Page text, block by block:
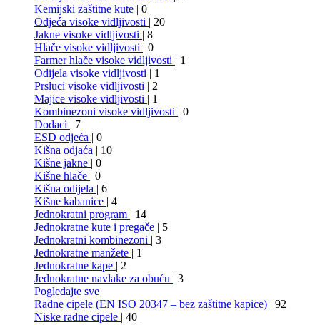
Kemijski zaštitne kute | 0
Odjeća visoke vidljivosti | 20
Jakne visoke vidljivosti | 8
Hlače visoke vidljivosti | 0
Farmer hlače visoke vidljivosti | 1
Odijela visoke vidljivosti | 1
Prsluci visoke vidljivosti | 2
Majice visoke vidljivosti | 1
Kombinezoni visoke vidljivosti | 0
Dodaci | 7
ESD odjeća | 0
Kišna odjaća | 10
Kišne jakne | 0
Kišne hlače | 0
Kišna odijela | 6
Kišne kabanice | 4
Jednokratni program | 14
Jednokratne kute i pregače | 5
Jednokratni kombinezoni | 3
Jednokratne manžete | 1
Jednokratne kape | 2
Jednokratne navlake za obuću | 3
Pogledajte sve
Radne cipele (EN ISO 20347 – bez zaštitne kapice) | 92
Niske radne cipele | 40